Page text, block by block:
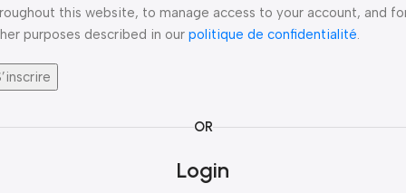
this website, to manage access to your account, and
purposes described in our politique de confidentialité.
OR
Login